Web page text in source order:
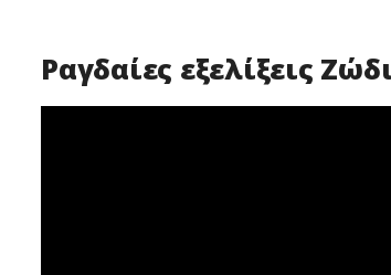
Ραγδαίες εξελίξεις